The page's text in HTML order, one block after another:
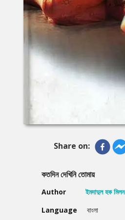
Share on:
কতদিন দেখিনি তোমায়
Author
ইমদাদুল হক মিলন
Language
বাংলা